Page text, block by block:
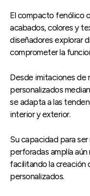
El compacto fenólico
acabados, colores y
diseñadores explorar
comprometer la
Desde imitaciones de
personalizados
se adapta a las
interior y exterior.
Su capacidad para
perforadas amplía
facilitando la creación
personalizados.